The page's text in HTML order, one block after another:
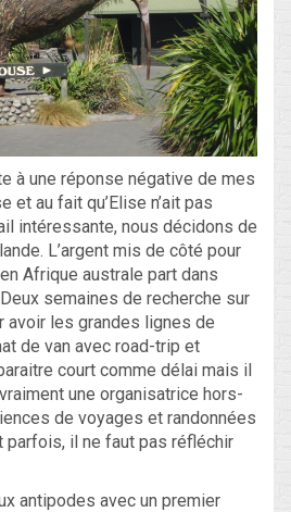
!
Blog
FR
à une réponse négative de mes
et au fait qu’Elise n’ait pas
intéressante, nous décidons de
L’argent mis de côté pour
Afrique australe part dans
semaines de recherche sur
avoir les grandes lignes de
de van avec road-trip et
court comme délai mais il
une organisatrice hors-
de voyages et randonnées
parfois, il ne faut pas réfléchir
antipodes avec un premier